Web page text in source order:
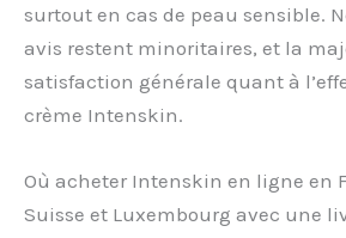
surtout en cas de peau sensible.
avis restent minoritaires, et la
satisfaction générale quant à
crème Intenskin.
Où acheter Intenskin en ligne en
Suisse et Luxembourg avec une